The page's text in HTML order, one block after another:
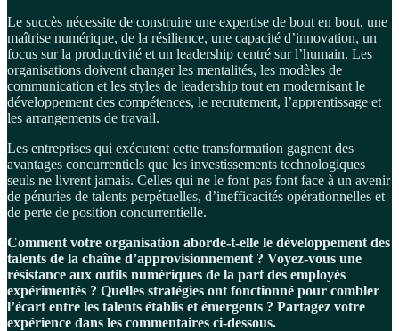
Le succès nécessite de construire une expertise de bout en bout, une
maîtrise numérique, de la résilience, une capacité d’innovation, un
focus sur la productivité et un leadership centré sur l’humain. Les
organisations doivent changer les mentalités, les modèles de
communication et les styles de leadership tout en modernisant le
développement des compétences, le recrutement, l’apprentissage et
les arrangements de travail.
Les entreprises qui exécutent cette transformation gagnent des
avantages concurrentiels que les investissements technologiques
seuls ne livrent jamais. Celles qui ne le font pas font face à un avenir
de pénuries de talents perpétuelles, d’inefficacités opérationnelles et
de perte de position concurrentielle.
Comment votre organisation aborde-t-elle le développement des
talents de la chaîne d’approvisionnement ? Voyez-vous une
résistance aux outils numériques de la part des employés
expérimentés ? Quelles stratégies ont fonctionné pour combler
l’écart entre les talents établis et émergents ? Partagez votre
expérience dans les commentaires ci-dessous.